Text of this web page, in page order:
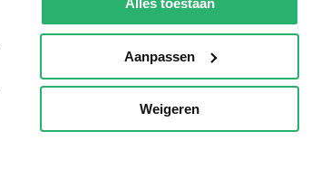
Alles toestaan
Aanpassen
Weigeren